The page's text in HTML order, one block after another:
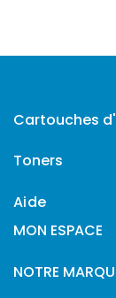
Cartouches
Toners
Aide
MON ESPACE
NOTRE